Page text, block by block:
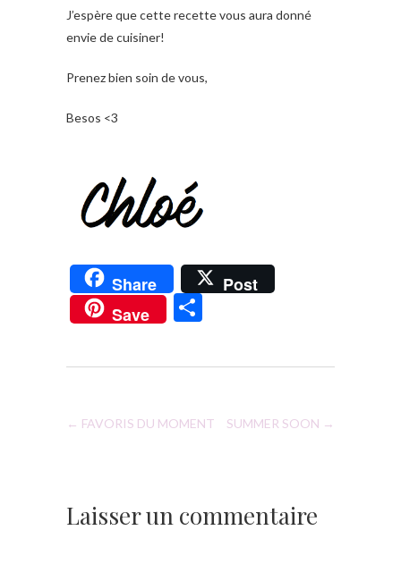
J’espère que cette recette vous aura donné
envie de cuisiner!
Prenez bien soin de vous,
Besos <3
Share
Post
Save
ta
er
← FAVORIS DU MOMENT SUMMER SOON →
Laisser un commentaire